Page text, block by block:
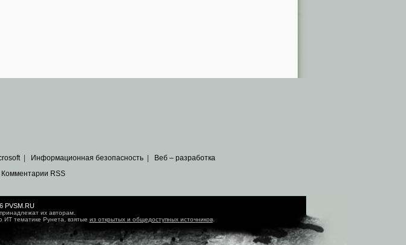
| Информационная безопасность
Веб – разработка
Комментарии RSS
PVSM.RU
их авторам.
ИТ тематике Рунета, взятые из открытых и общедоступных источников.